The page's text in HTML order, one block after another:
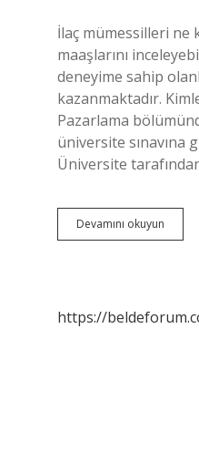
İlaç mümessilleri ne
maaşlarını
deneyime sahip
kazanmaktadır.
Pazarlama
üniversite sınavına
Üniversite
Devamını okuyun
https://